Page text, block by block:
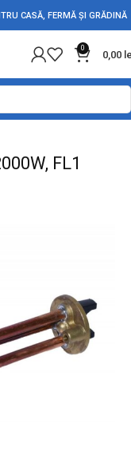
CASĂ, FERMĂ ȘI GRĂDINĂ
0
0,00
de Boilere
FL1